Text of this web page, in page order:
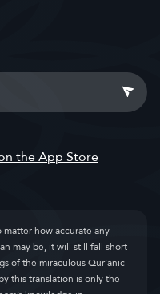
how accurate any
may be, it will still fall short
of the miraculous Qur’anic
this translation is only the